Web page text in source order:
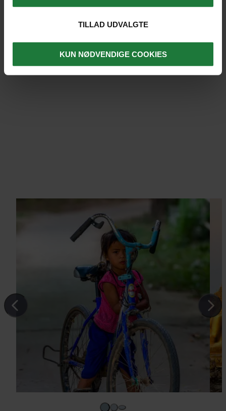
TILLAD UDVALGTE
KUN NØDVENDIGE COOKIES
DET SIGER VORES GÆSTER ...